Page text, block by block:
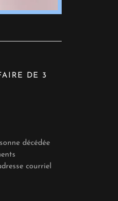
DE 3
décédée
courriel